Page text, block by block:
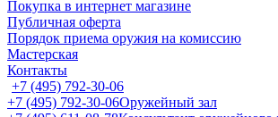
Покупка в интернет магазине
Публичная оферта
Порядок приема оружия на комиссию
Мастерская
Контакты
+7 (495) 792-30-06
+7 (495) 792-30-06Оружейный зал